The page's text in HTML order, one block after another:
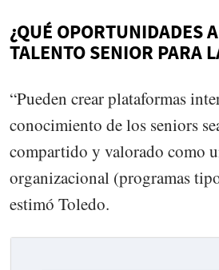
¿QUÉ OPORTUNIDADES
TALENTO SENIOR PARA
“Pueden crear plataformas
conocimiento de los seniors
compartido y valorado como
organizacional (programas
estimó Toledo.